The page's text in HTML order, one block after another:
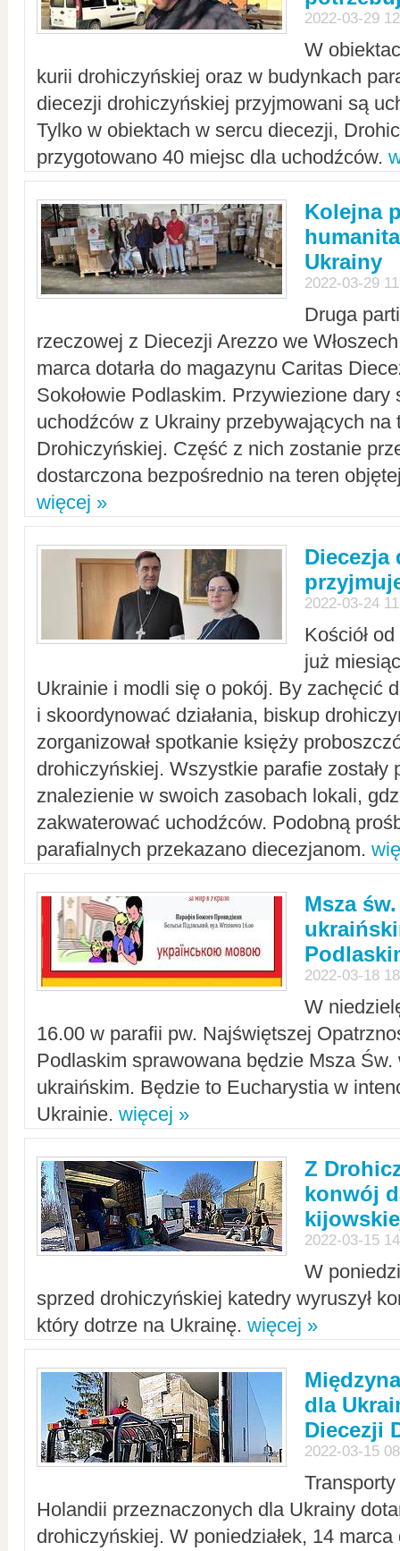
2022-03-29
W
kurii drohiczyńskiej oraz w budynkach
diecezji drohiczyńskiej przyjmowani są
Tylko w obiektach w sercu diecezji,
przygotowano 40 miejsc dla uchodźców.
Kolejna
Ukrainy
2022-03-29
Druga
rzeczowej z Diecezji Arezzo we
marca dotarła do magazynu Caritas
Sokołowie Podlaskim. Przywiezione dary
uchodźców z Ukrainy przebywających na
Drohiczyńskiej. Część z nich zostanie
dostarczona bezpośrednio na teren
więcej »
Diecezja
2022-03-24
Kościół
już
Ukrainie i modli się o pokój. By zachęcić
i skoordynować działania, biskup
zorganizował spotkanie księży
drohiczyńskiej. Wszystkie parafie zostały
znalezienie w swoich zasobach lokali,
zakwaterować uchodźców. Podobną
parafialnych przekazano diecezjanom.
Msza
2022-03-18
W
16.00 w parafii pw. Najświętszej
Podlaskim sprawowana będzie Msza Św.
ukraińskim. Będzie to Eucharystia w
Ukrainie. więcej »
Z
konwój
2022-03-15
W
sprzed drohiczyńskiej katedry wyruszył
który dotrze na Ukrainę. więcej »
dla
Diecezji
2022-03-15
Holandii przeznaczonych dla Ukrainy
drohiczyńskiej. W poniedziałek, 14